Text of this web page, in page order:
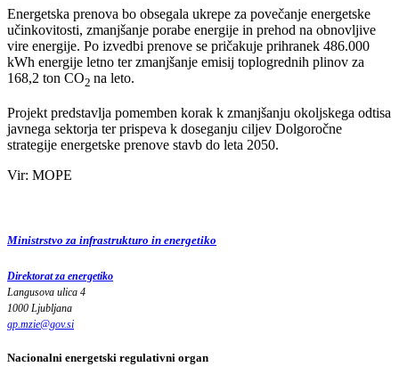
Energetska prenova bo obsegala ukrepe za povečanje energetske
učinkovitosti, zmanjšanje porabe energije in prehod na obnovljive
vire energije. Po izvedbi prenove se pričakuje prihranek 486.000
kWh energije letno ter zmanjšanje emisij toplogrednih plinov za
168,2 ton CO2 na leto.
Projekt predstavlja pomemben korak k zmanjšanju okoljskega odtisa
javnega sektorja ter prispeva k doseganju ciljev Dolgoročne
strategije energetske prenove stavb do leta 2050.
Vir: MOPE
Ministrstvo za infrastrukturo in energetiko
Direktorat za energetiko
Langusova ulica 4
1000 Ljubljana
gp.mzie@gov.si
Nacionalni energetski regulativni organ